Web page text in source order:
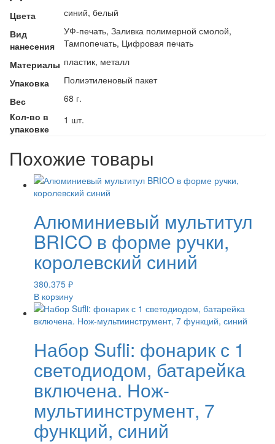
Цвета
синий, белый
Вид
нанесения
УФ-печать, Заливка полимерной смолой,
Тампопечать, Цифровая печать
Материалы пластик, металл
Упаковка
Полиэтиленовый пакет
Вес
68 г.
Кол-во в
упаковке
1 шт.
Похожие товары
Алюминиевый мультитул
BRICO в форме ручки,
королевский синий
380.375 ₽
В корзину
Набор Sufli: фонарик с 1
светодиодом, батарейка
включена. Нож-
мультиинструмент, 7
функций, синий